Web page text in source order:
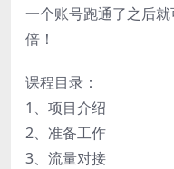
一个账号跑通了之后
倍！
课程目录：
1、项目介绍
2、准备工作
3、流量对接